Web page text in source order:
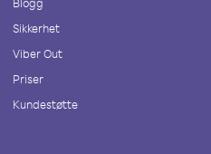
Sikkerhet
Viber Out
Priser
Kundestøtte